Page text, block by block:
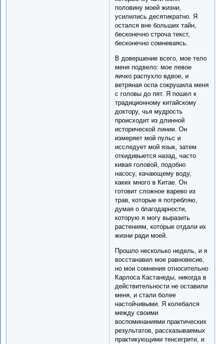
половину моей жизни,
усилились десятикратно. Я
остался вне больших тайн,
бесконечно строча текст,
бесконечно сомневаясь.
В довершение всего, мое тело
меня подвело: мое левое
яичко распухло вдвое, и
ветряная оспа сокрушила меня
с головы до пят. Я пошел к
традиционному китайскому
доктору, чья мудрость
происходит из длинной
исторической линии. Он
измеряет мой пульс и
исследует мой язык, затем
откидивыется назад, часто
кивая головой, подобно
насосу, качающему воду,
каких много в Китае. Он
готовит сложное варево из
трав, которые я потребляю,
думая о благодарности,
которую я могу выразить
растениям, которые отдали их
жизни ради моей.
Прошло несколько недель, и я
восстанавил мое равновесие,
но мои сомнения относительно
Карлоса Кастанеды, никогда в
действительности не оставили
меня, и стали более
настойчивыми. Я колебался
между своими
воспоминаниями практических
результатов, рассказываемых
практикующими тенсегрити, и